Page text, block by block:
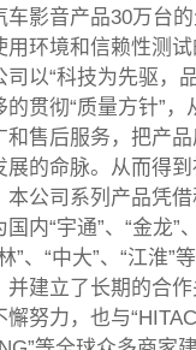
车影音产品30万台
用环境和信赖性测
以“科技为先驱，
贯彻“质量方针”，
和售后服务，把产
展的命脉。从而得
本公司系列产品凭
内“宇通”、“金龙”
”、“中大”、“江淮”
并建立了长期的合
努力，也与